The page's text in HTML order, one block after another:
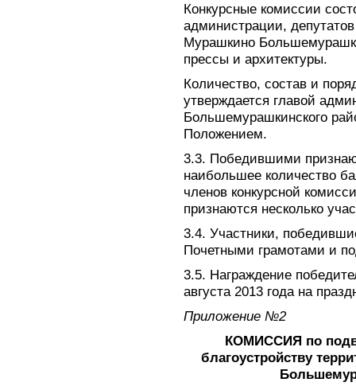
Конкурсные комиссии
администрации,
Мурашкино
прессы и архитектуры.
Количество, состав и
утверждается главой
Большемурашкинского
Положением.
3.3. Победившими
наибольшее количество
членов конкурсной
признаются несколько
3.4. Участники,
Почетными грамотами и
3.5. Награждение
августа 2013 года на
Приложение №2
КОМИССИЯ по
благоустройству